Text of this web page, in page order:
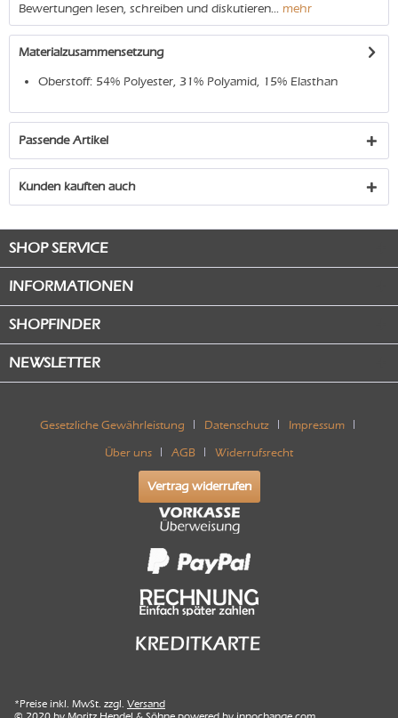
Bewertungen lesen, schreiben und diskutieren... mehr
Materialzusammensetzung
Oberstoff: 54% Polyester, 31% Polyamid, 15% Elasthan
Passende Artikel
Kunden kauften auch
SHOP SERVICE
INFORMATIONEN
SHOPFINDER
NEWSLETTER
Gesetzliche Gewährleistung Datenschutz Impressum
Über uns AGB Widerrufsrecht
Vertrag widerrufen
*Preise inkl. MwSt. zzgl. Versand